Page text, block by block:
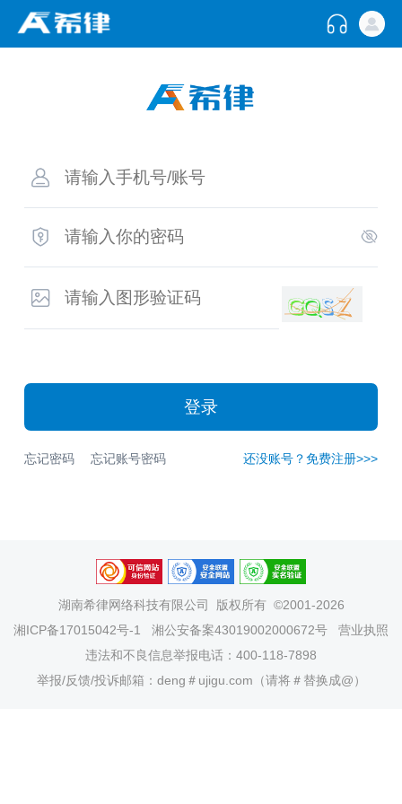
登录
忘记密码 忘记账号密码 还没账号？免费注册>>>
湖南希律网络科技有限公司
版权所有 ©2001-2026
湘ICP备17015042号-1
湘公安备案43019002000672号
营业执照
违法和不良信息举报电话：400-118-7898
举报/反馈/投诉邮箱：deng＃ujigu.com（请将＃替换成@）